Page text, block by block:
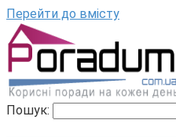
Перейти до вмісту
Пошук: